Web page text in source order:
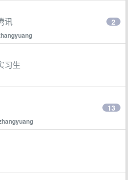
讯 2
习生
13